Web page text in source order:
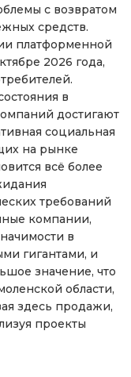
с возвратом
средств.
платформенной
2026 года,
в
достигают
социальная
на рынке
всё более
требований
компании,
в
гигантами, и
значение, что
области,
здесь продажи,
проекты